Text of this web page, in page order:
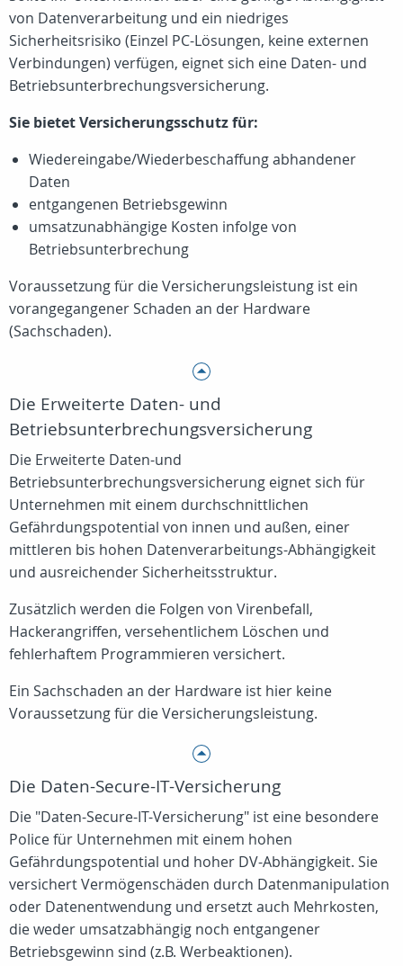
von Datenverarbeitung und ein niedriges
Sicherheitsrisiko (Einzel PC-Lösungen, keine externen
Verbindungen) verfügen, eignet sich eine Daten- und
Betriebsunterbrechungsversicherung.
Sie bietet Versicherungsschutz für:
Wiedereingabe/Wiederbeschaffung abhandener
Daten
entgangenen Betriebsgewinn
umsatzunabhängige Kosten infolge von
Betriebsunterbrechung
Voraussetzung für die Versicherungsleistung ist ein
vorangegangener Schaden an der Hardware
(Sachschaden).
Die Erweiterte Daten- und
Betriebsunterbrechungsversicherung
Die Erweiterte Daten-und
Betriebsunterbrechungsversicherung eignet sich für
Unternehmen mit einem durchschnittlichen
Gefährdungspotential von innen und außen, einer
mittleren bis hohen Datenverarbeitungs-Abhängigkeit
und ausreichender Sicherheitsstruktur.
Zusätzlich werden die Folgen von Virenbefall,
Hackerangriffen, versehentlichem Löschen und
fehlerhaftem Programmieren versichert.
Ein Sachschaden an der Hardware ist hier keine
Voraussetzung für die Versicherungsleistung.
Die Daten-Secure-IT-Versicherung
Die "Daten-Secure-IT-Versicherung" ist eine besondere
Police für Unternehmen mit einem hohen
Gefährdungspotential und hoher DV-Abhängigkeit. Sie
versichert Vermögenschäden durch Datenmanipulation
oder Datenentwendung und ersetzt auch Mehrkosten,
die weder umsatzabhängig noch entgangener
Betriebsgewinn sind (z.B. Werbeaktionen).